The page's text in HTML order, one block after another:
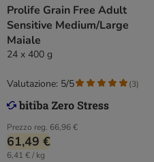
Prolife Grain Free Adult
Sensitive Medium/Large
Maiale
24 x 400 g
Prezzo reg. 66,96 €
61,49 €
6,41 € / kg
Valutazione: 5/5 (3)